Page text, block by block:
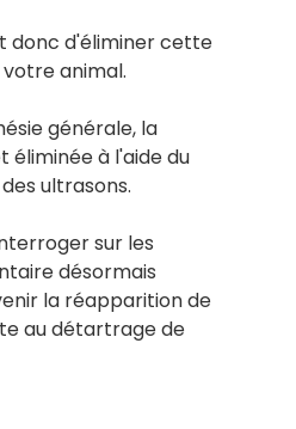
donc d'éliminer cette
animal.
générale, la
éliminée à l'aide du
ultrasons.
sur les
désormais
la réapparition de
au détartrage de